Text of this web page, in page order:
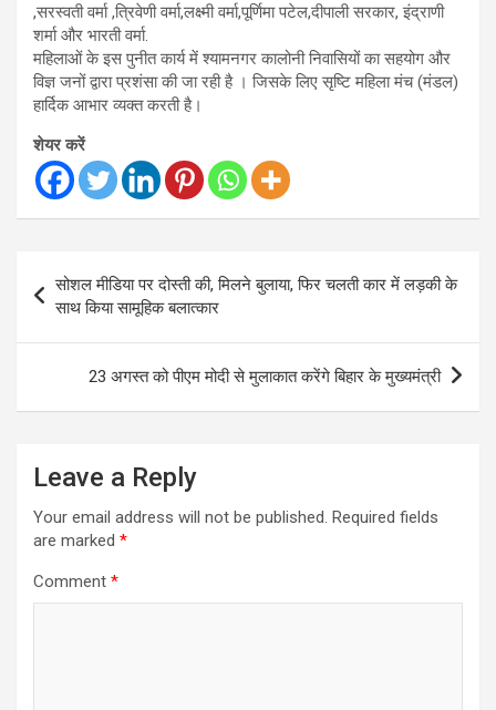
,सरस्वती वर्मा ,त्रिवेणी वर्मा,लक्ष्मी वर्मा,पूर्णिमा पटेल,दीपाली सरकार, इंद्राणी
शर्मा और भारती वर्मा.
महिलाओं के इस पुनीत कार्य में श्यामनगर कालोनी निवासियों का सहयोग और
विज्ञ जनों द्वारा प्रशंसा की जा रही है । जिसके लिए सृष्टि महिला मंच (मंडल)
हार्दिक आभार व्यक्त करती है।
शेयर करें
Post
navigation
सोशल मीडिया पर दोस्ती की, मिलने बुलाया, फिर चलती कार में लड़की के
साथ किया सामूहिक बलात्कार
23 अगस्त को पीएम मोदी से मुलाकात करेंगे बिहार के मुख्यमंत्री
Leave a Reply
Your email address will not be published. Required fields
are marked *
Comment *